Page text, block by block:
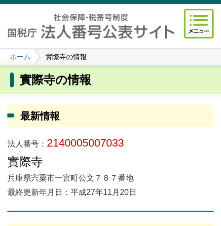
ホーム 實際寺の情報
實際寺の情報
最新情報
法人番号： 2140005007033
實際寺
兵庫県宍粟市一宮町公文７８７番地
最終更新年月日：平成27年11月20日